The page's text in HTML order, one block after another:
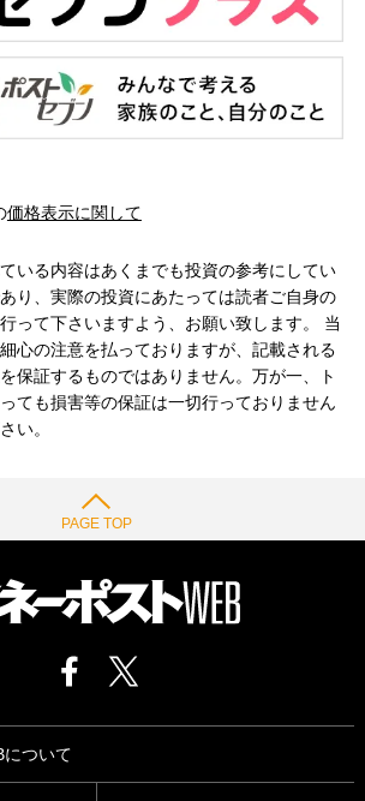
価格表示に関して
いる内容はあくまでも投資の参考にしてい
り、実際の投資にあたっては読者ご自身の
って下さいますよう、お願い致します。 当
心の注意を払っておりますが、記載される
保証するものではありません。万が一、ト
ても損害等の保証は一切行っておりません
い。
PAGE TOP
について